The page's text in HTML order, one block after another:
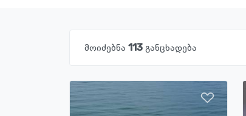
მოიძებნა 113 განცხადება